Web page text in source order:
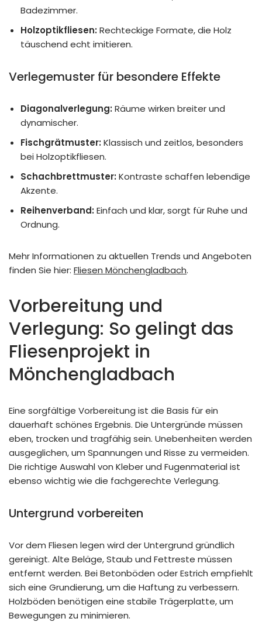
Badezimmer.
Holzoptikfliesen: Rechteckige Formate, die Holz
täuschend echt imitieren.
Verlegemuster für besondere Effekte
Diagonalverlegung: Räume wirken breiter und
dynamischer.
Fischgrätmuster: Klassisch und zeitlos, besonders
bei Holzoptikfliesen.
Schachbrettmuster: Kontraste schaffen lebendige
Akzente.
Reihenverband: Einfach und klar, sorgt für Ruhe und
Ordnung.
Mehr Informationen zu aktuellen Trends und Angeboten
finden Sie hier: Fliesen Mönchengladbach.
Vorbereitung und
Verlegung: So gelingt das
Fliesenprojekt in
Mönchengladbach
Eine sorgfältige Vorbereitung ist die Basis für ein
dauerhaft schönes Ergebnis. Die Untergründe müssen
eben, trocken und tragfähig sein. Unebenheiten werden
ausgeglichen, um Spannungen und Risse zu vermeiden.
Die richtige Auswahl von Kleber und Fugenmaterial ist
ebenso wichtig wie die fachgerechte Verlegung.
Untergrund vorbereiten
Vor dem Fliesen legen wird der Untergrund gründlich
gereinigt. Alte Beläge, Staub und Fettreste müssen
entfernt werden. Bei Betonböden oder Estrich empfiehlt
sich eine Grundierung, um die Haftung zu verbessern.
Holzböden benötigen eine stabile Trägerplatte, um
Bewegungen zu minimieren.